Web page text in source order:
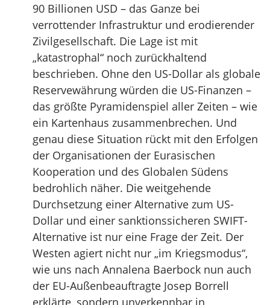
90 Billionen USD – das Ganze bei
verrottender Infrastruktur und erodierender
Zivilgesellschaft. Die Lage ist mit
„katastrophal“ noch zurückhaltend
beschrieben. Ohne den US-Dollar als globale
Reservewährung würden die US-Finanzen –
das größte Pyramidenspiel aller Zeiten – wie
ein Kartenhaus zusammenbrechen. Und
genau diese Situation rückt mit den Erfolgen
der Organisationen der Eurasischen
Kooperation und des Globalen Südens
bedrohlich näher. Die weitgehende
Durchsetzung einer Alternative zum US-
Dollar und einer sanktionssicheren SWIFT-
Alternative ist nur eine Frage der Zeit. Der
Westen agiert nicht nur „im Kriegsmodus“,
wie uns nach Annalena Baerbock nun auch
der EU-Außenbeauftragte Josep Borrell
erklärte, sondern unverkennbar in